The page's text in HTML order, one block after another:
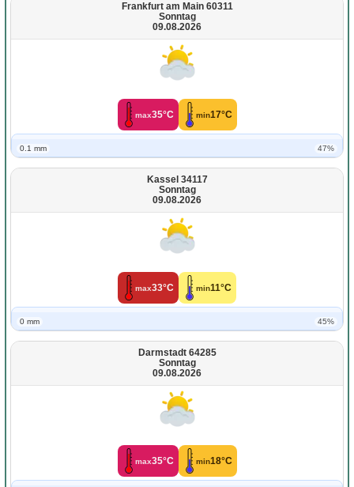
Frankfurt am Main 60311
Sonntag
09.08.2026
max35°C min17°C
0.1 mm 47%
Kassel 34117
Sonntag
09.08.2026
max33°C min11°C
0 mm 45%
Darmstadt 64285
Sonntag
09.08.2026
max35°C min18°C